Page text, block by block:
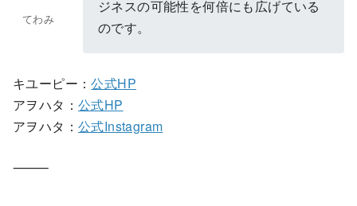
てわみ
ジネスの可能性を何倍にも広げている
のです。
キユーピー：公式HP
アヲハタ： 公式HP
アヲハタ： 公式Instagram
⸻